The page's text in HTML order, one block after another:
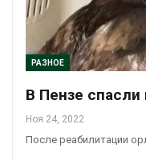
РАЗНОЕ
В Пензе
Ноя 24, 2022
После реабилитации